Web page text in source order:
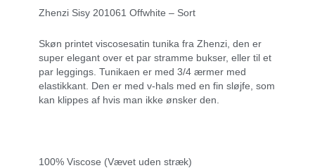
Zhenzi Sisy 201061 Offwhite – Sort
Skøn printet viscosesatin tunika fra Zhenzi, den er
super elegant over et par stramme bukser, eller til et
par leggings. Tunikaen er med 3/4 ærmer med
elastikkant. Den er med v-hals med en fin sløjfe, som
kan klippes af hvis man ikke ønsker den.
100% Viscose (Vævet uden stræk)